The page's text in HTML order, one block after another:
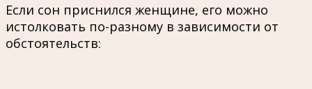
Если сон приснился женщине, его можно
истолковать по-разному в зависимости от
обстоятельств: